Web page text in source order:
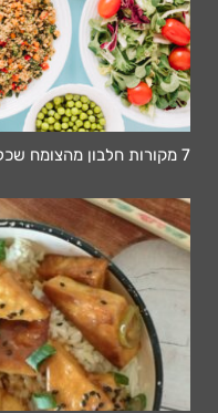
7 מקורות חלבון מהצומח שכל אחד צריך להכיר